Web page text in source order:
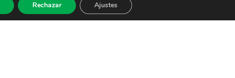
Rechazar Ajustes